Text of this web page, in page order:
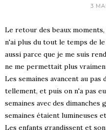
3
Le retour des beaux
n'ai plus du tout le temps de
aussi parce que je me suis
ne me permettait plus
Les semaines avancent au
tellement, et puis on n'a pas
semaines avec des
semaines étaient lumineuses
Les enfants grandissent et